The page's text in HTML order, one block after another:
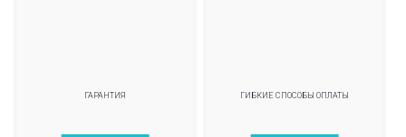
ГАРАНТИЯ ГИБКИЕ СПОСОБЫ ОПЛАТЫ